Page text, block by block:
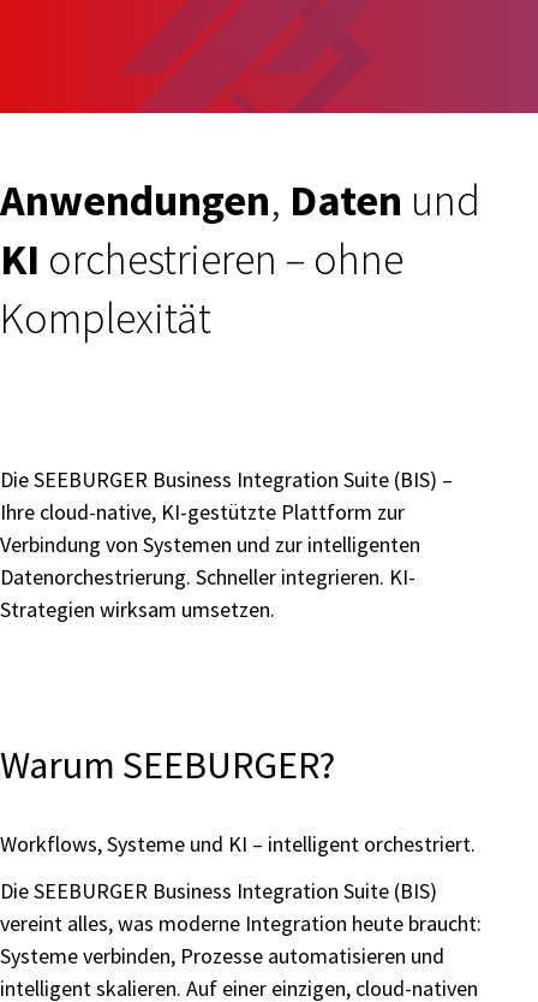
Anwendungen, Daten und
KI orchestrieren – ohne
Komplexität
Die SEEBURGER Business Integration Suite (BIS) –
Ihre cloud-native, KI-gestützte Plattform zur
Verbindung von Systemen und zur intelligenten
Datenorchestrierung. Schneller integrieren. KI-
Strategien wirksam umsetzen.
Warum SEEBURGER?
Workflows, Systeme und KI – intelligent orchestriert.
Die SEEBURGER Business Integration Suite (BIS)
vereint alles, was moderne Integration heute braucht:
Systeme verbinden, Prozesse automatisieren und
intelligent skalieren. Auf einer einzigen, cloud-nativen